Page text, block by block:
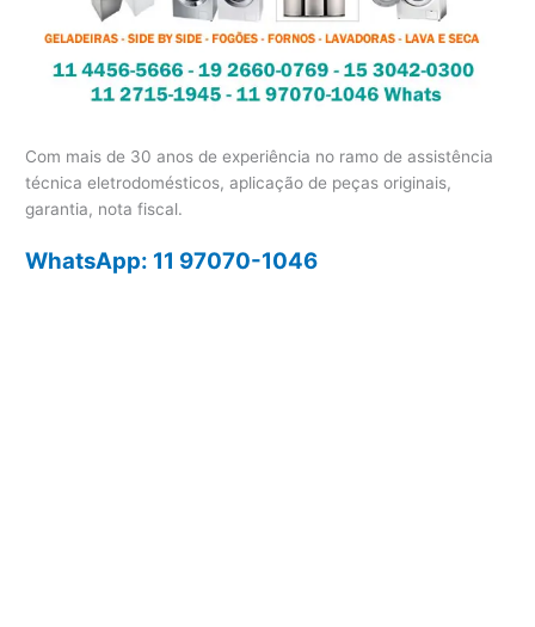
Com mais de 30 anos de experiência no ramo de assistência
técnica eletrodomésticos, aplicação de peças originais,
garantia, nota fiscal.
WhatsApp: 11 97070-1046